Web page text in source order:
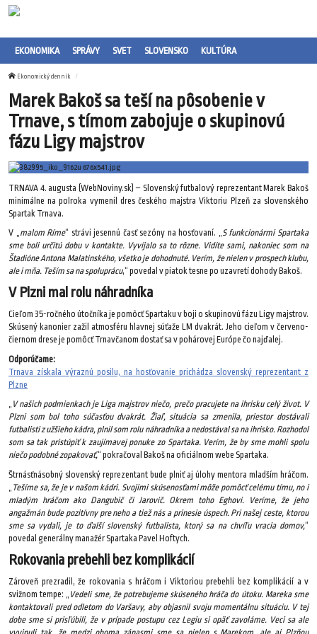
EKONOMIKA SPRÁVY SVET SLOVENSKO KULTÚRA
Ekonomický denník
Marek Bakoš sa teší na pôsobenie v
Trnave, s tímom zabojuje o skupinovú
fázu Ligy majstrov
TRNAVA 4. augusta (WebNoviny.sk) – Slovenský futbalový reprezentant Marek Bakoš
minimálne na polroka vymenil dres českého majstra Viktoriu Plzeň za slovenského
Spartak Trnava.
V „malom Ríme“ strávi jesennú časť sezóny na hosťovaní. „S funkcionármi Spartaka
sme boli určitú dobu v kontakte. Vyvíjalo sa to rôzne. Vidíte sami, nakoniec som na
Štadióne Antona Malatinského, všetko je dohodnuté. Verím, že nielen v prospech klubu,
ale i mňa. Teším sa na spoluprácu,“ povedal v piatok tesne po uzavretí dohody Bakoš.
V Plzni mal rolu náhradníka
Cieľom 35-ročného útočníka je pomôcť Spartaku v boji o skupinovú fázu Ligy majstrov.
Skúsený kanonier zažil atmosféru hlavnej súťaže LM dvakrát. Jeho cieľom v červeno-
čiernom drese je pomôcť Trnavčanom dostať sa v pohárovej Európe čo najďalej.
Odporúčame:
Trnava získala výraznú posilu, na hosťovanie prichádza slovenský reprezentant z
Plzne
„ V našich podmienkach je Liga majstrov niečo, prečo pracujete na ihrisku celý život. V
Plzni som bol toho súčasťou dvakrát. Žiaľ, situácia sa zmenila, priestor dostávali
futbalisti z užšieho kádra, plnil som rolu náhradníka a nedostával sa na ihrisko. Rozhodol
som sa tak pristúpiť k zaujímavej ponuke zo Spartaka. Verím, že by sme mohli spolu
niečo podobné zopakovať,“ pokračoval Bakoš na oficiálnom webe Spartaka.
Štrnásťnásobný slovenský reprezentant bude plniť aj úlohy mentora mladším hráčom.
Tešíme sa, že je v našom kádri. Svojimi skúsenosťami môže pomôcť celému tímu, no i
mladým hráčom ako Dangubič či Jarovič. Okrem toho Eghovi. Veríme, že jeho
angažmán bude pozitívny pre neho a tiež nás a prinesie úspech. Pri našej ceste, ktorou
sme sa vydali, je to ďalší slovenský futbalista, ktorý sa na chvíľu vracia domov,“
povedal generálny manažér Spartaka Pavel Hoftych.
Rokovania prebehli bez komplikácií
Zároveň prezradil, že rokovania s hráčom i Viktoriou prebehli bez komplikácií a v
svižnom tempe: „
Vedeli sme, že potrebujeme skúseného hráča do útoku. Mareka sme
kontaktovali pred odletom do Varšavy, aby objasnil svoju momentálnu situáciu. V tej
dobe sme si prisľúbili, že v prípade postupu cez Legiu si opäť zavoláme. Veci sa ale